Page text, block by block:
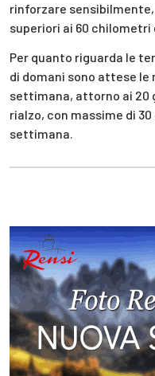
rinforzare
superiori ai 60 chilometri
Per quanto riguarda le
di domani sono attese le
settimana, attorno ai 20
rialzo, con massime di
settimana.